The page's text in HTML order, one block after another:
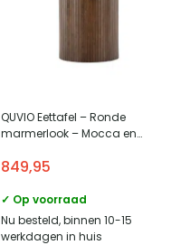
QUVIO Eettafel – Ronde
marmerlook – Mocca en
849,95
✓ Op voorraad
Nu besteld, binnen 10-15
werkdagen in huis